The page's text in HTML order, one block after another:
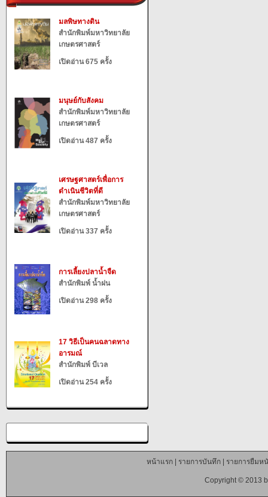
มลพิษทางดิน
สำนักพิมพ์มหาวิทยาลัย
เกษตรศาสตร์
เปิดอ่าน 675 ครั้ง
มนุษย์กับสังคม
สำนักพิมพ์มหาวิทยาลัย
เกษตรศาสตร์
เปิดอ่าน 487 ครั้ง
เศรษฐศาสตร์เพื่อการ
ดำเนินชีวิตที่ดี
สำนักพิมพ์มหาวิทยาลัย
เกษตรศาสตร์
เปิดอ่าน 337 ครั้ง
การเลี้ยงปลาน้ำจืด
สำนักพิมพ์ น้ำฝน
เปิดอ่าน 298 ครั้ง
17 วิธีเป็นคนฉลาดทาง
อารมณ์
สำนักพิมพ์ บีเวล
เปิดอ่าน 254 ครั้ง
หน้าแรก| รายการบันทึก| รายการยืมห
Copyright © 2013